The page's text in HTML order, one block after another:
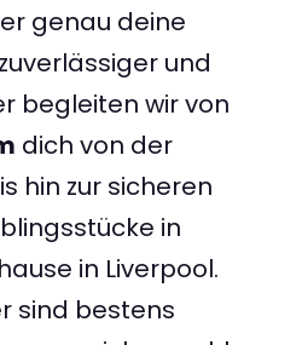
genau deine
und
begleiten wir von
dich von der
hin zur sicheren
in
in Liverpool.
sind bestens